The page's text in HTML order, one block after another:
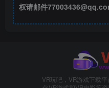
权请邮件
VR玩吧，VR游戏下载